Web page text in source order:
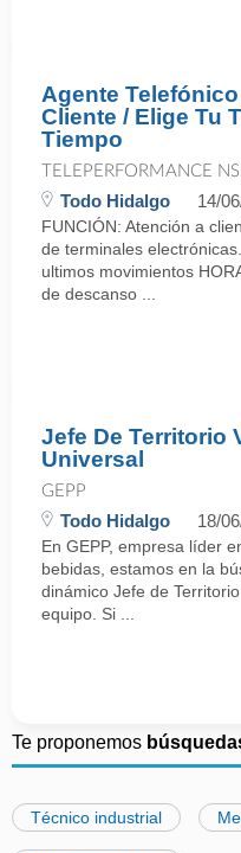
Agente
Cliente / Elige Tu
Tiempo
TELEPERFORMANCE
Todo Hidalgo 14/
FUNCIÓN: Atención a
de terminales
ultimos movimientos
de descanso ...
Jefe De Territorio
Universal
GEPP
Todo Hidalgo 18/
En GEPP, empresa líder
bebidas, estamos en la
dinámico Jefe de
equipo. Si ...
Te proponemos
Técnico industrial